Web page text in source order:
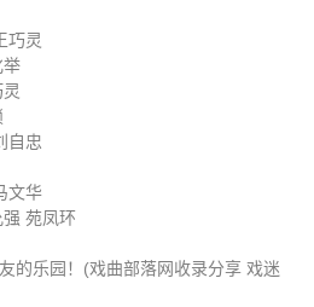
巧灵
举
自忠
文华
苑凤环
的乐园！(戏曲部落网收录分享 戏迷